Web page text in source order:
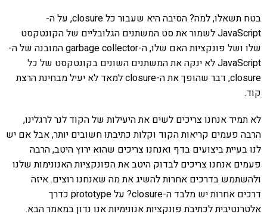
בטח תשאלו, למה? הסיבה היא שעבור כל closure, על ה-
JavaScript לשמור את סט המשתנים הגלובליים של הקונטקסט
שלו ושל פונקציות האם שלו, ה-garbage collector המובנה של ה-
JavaScript לא ינקה את המשתנים השונים בקונטקסט של כל
closure, דבר שהופך את ה-closure למאד לא יעיל מבחינת הרצת
קוד.
לא תמיד אנחנו צריכים לשים את היעילות של הקוד לנר לרגלינו,
הרבה פעמים קריאות הקוד וקלות כתיבתו חשובים יותר, אבל אם יש
לנו בעיית ביצועים בדף ואנחנו צריכים שהוא ירוץ היטב, הרבה
פעמים אנחנו צריכים לבדוק היטב את הפונקציות האנונימות שלנו
ולהשתמש בדרכים אחרות להשיג את מה שאנחנו רוצים. איזה
דרכים אחרות יש מלבד ה-closure? על prototype כדרך
אלטרנטיבית לכתיבת פונקציות אנונימיות אנו נדון במאמר הבא.